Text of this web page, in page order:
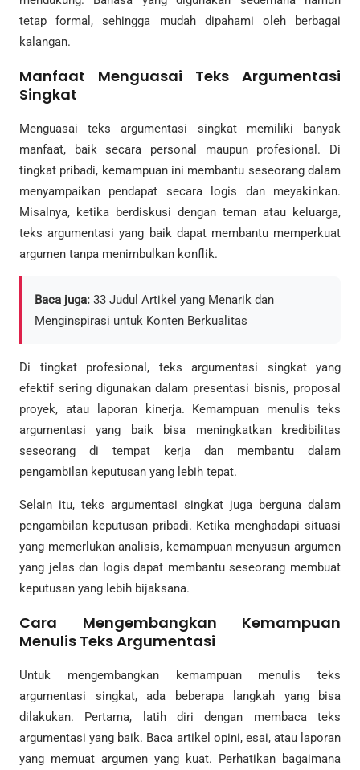
tetap formal, sehingga mudah dipahami oleh berbagai
kalangan.
Manfaat Menguasai Teks Argumentasi
Singkat
Menguasai teks argumentasi singkat memiliki banyak
manfaat, baik secara personal maupun profesional. Di
tingkat pribadi, kemampuan ini membantu seseorang dalam
menyampaikan pendapat secara logis dan meyakinkan.
Misalnya, ketika berdiskusi dengan teman atau keluarga,
teks argumentasi yang baik dapat membantu memperkuat
argumen tanpa menimbulkan konflik.
Baca juga: 33 Judul Artikel yang Menarik dan
Menginspirasi untuk Konten Berkualitas
Di tingkat profesional, teks argumentasi singkat yang
efektif sering digunakan dalam presentasi bisnis, proposal
proyek, atau laporan kinerja. Kemampuan menulis teks
argumentasi yang baik bisa meningkatkan kredibilitas
seseorang di tempat kerja dan membantu dalam
pengambilan keputusan yang lebih tepat.
Selain itu, teks argumentasi singkat juga berguna dalam
pengambilan keputusan pribadi. Ketika menghadapi situasi
yang memerlukan analisis, kemampuan menyusun argumen
yang jelas dan logis dapat membantu seseorang membuat
keputusan yang lebih bijaksana.
Cara Mengembangkan Kemampuan
Menulis Teks Argumentasi
Untuk mengembangkan kemampuan menulis teks
argumentasi singkat, ada beberapa langkah yang bisa
dilakukan. Pertama, latih diri dengan membaca teks
argumentasi yang baik. Baca artikel opini, esai, atau laporan
yang memuat argumen yang kuat. Perhatikan bagaimana